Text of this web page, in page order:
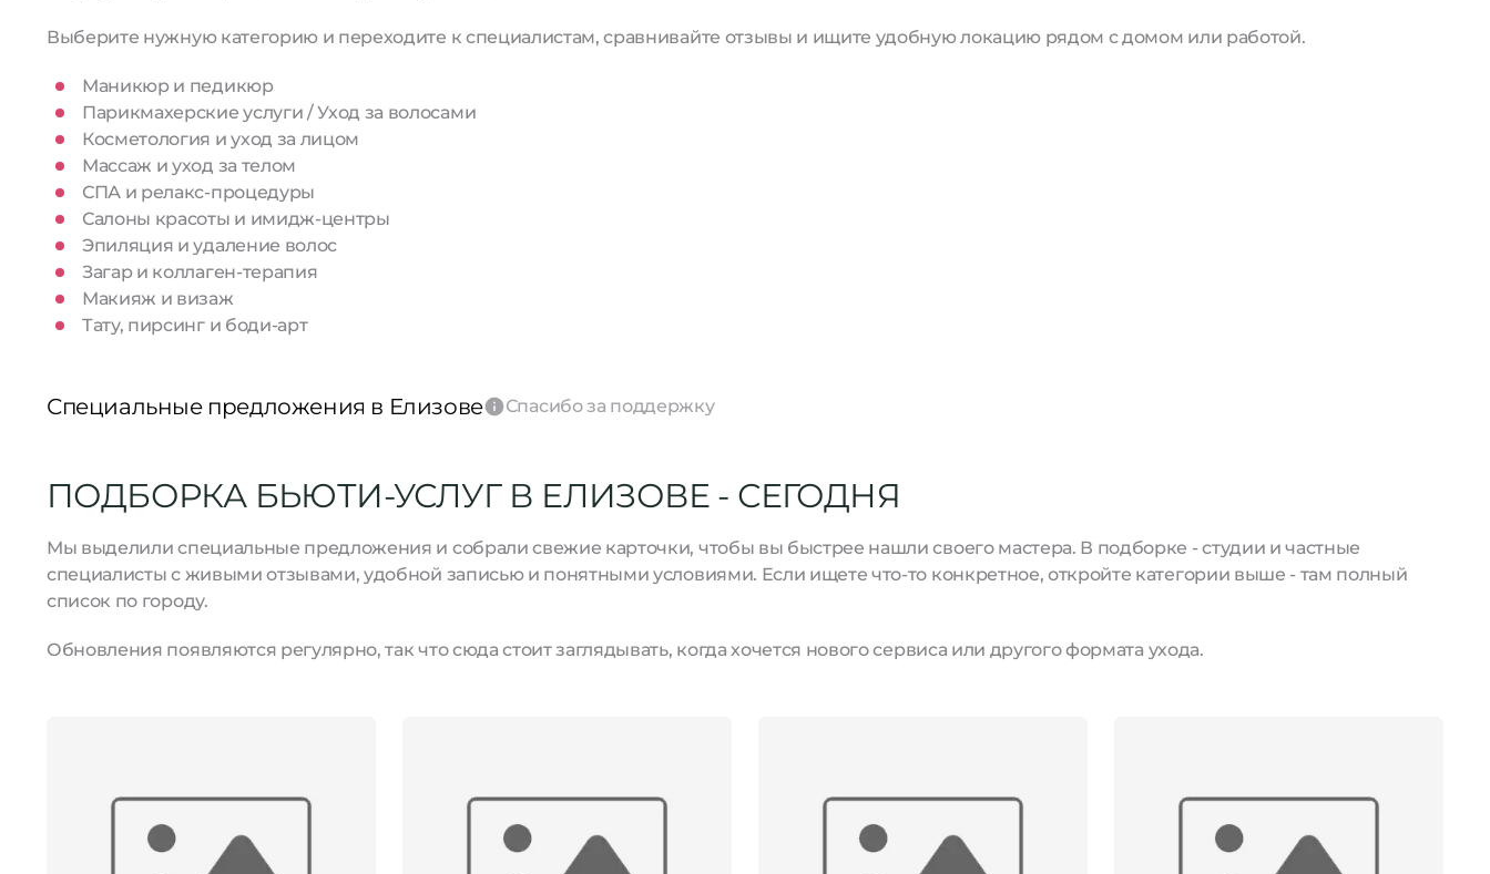
Выберите нужную категорию и переходите к специалистам, сравнивайте отзывы и ищите удобную локацию рядом с домом или работой.
Маникюр и педикюр
Парикмахерские услуги / Уход за волосами
Косметология и уход за лицом
Массаж и уход за телом
СПА и релакс-процедуры
Салоны красоты и имидж-центры
Эпиляция и удаление волос
Загар и коллаген-терапия
Макияж и визаж
Тату, пирсинг и боди-арт
Специальные предложения в Елизове Спасибо за поддержку
ПОДБОРКА БЬЮТИ-УСЛУГ В ЕЛИЗОВЕ - СЕГОДНЯ
Мы выделили специальные предложения и собрали свежие карточки, чтобы вы быстрее нашли своего мастера. В подборке - студии и частные
специалисты с живыми отзывами, удобной записью и понятными условиями. Если ищете что-то конкретное, откройте категории выше - там полный
список по городу.
Обновления появляются регулярно, так что сюда стоит заглядывать, когда хочется нового сервиса или другого формата ухода.